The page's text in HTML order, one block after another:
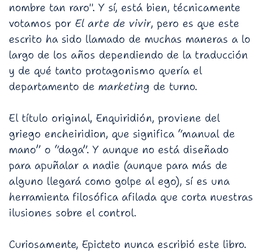
nombre tan raro". Y sí, está bien, técnicamente
votamos por El arte de vivir, pero es que este
escrito ha sido llamado de muchas maneras a lo
largo de los años dependiendo de la traducción
y de qué tanto protagonismo quería el
departamento de marketing de turno.
El título original, Enquiridión, proviene del
griego encheiridion, que significa “manual de
mano” o “daga”. Y aunque no está diseñado
para apuñalar a nadie (aunque para más de
alguno llegará como golpe al ego), sí es una
herramienta filosófica afilada que corta nuestras
ilusiones sobre el control.
Curiosamente, Epicteto nunca escribió este libro.